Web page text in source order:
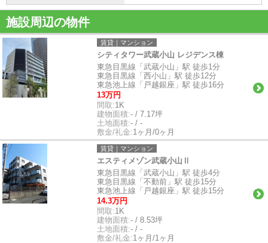
施設周辺の物件
賃貸｜マンション
シティタワー武蔵小山 レジデンス棟
東急目黒線「武蔵小山」駅 徒歩1分
東急目黒線「西小山」駅 徒歩12分
東急池上線「戸越銀座」駅 徒歩16分
13万円
間取:1K
建物面積:- / 7.17坪
土地面積:- / -
敷金/礼金:1ヶ月/0ヶ月
賃貸｜マンション
エスティメゾン武蔵小山Ⅱ
東急目黒線「武蔵小山」駅 徒歩4分
東急目黒線「不動前」駅 徒歩15分
東急池上線「戸越銀座」駅 徒歩15分
14.3万円
間取:1K
建物面積:- / 8.53坪
土地面積:- / -
敷金/礼金:1ヶ月/1ヶ月